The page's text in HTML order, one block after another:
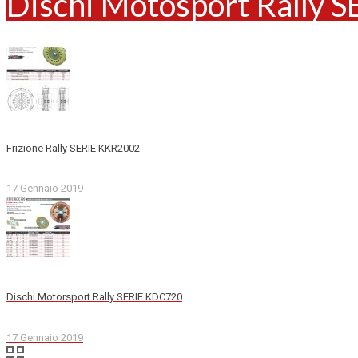
Frizione Rally SERIE KKR2002
17 Gennaio 2019
Dischi Motorsport Rally SERIE KDC720
17 Gennaio 2019